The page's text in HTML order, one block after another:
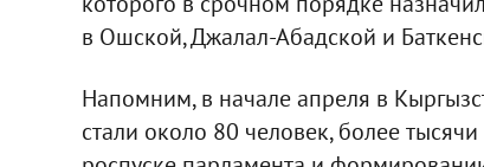
в Ошской, Джалал-Абадской и
Напомним, в начале апреля в
стали около 80 человек, более